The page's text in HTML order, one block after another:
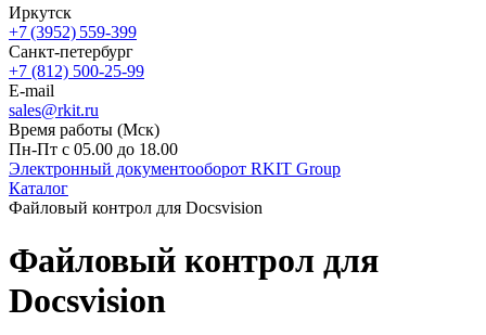
Иркутск
+7 (3952) 559-399
Санкт-петербург
+7 (812) 500-25-99
E-mail
sales@rkit.ru
Время работы (Мск)
Пн-Пт с 05.00 до 18.00
Электронный документооборот RKIT Group
Каталог
Файловый контрол для Docsvision
Файловый контрол для
Docsvision